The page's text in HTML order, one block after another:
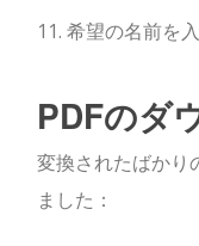
希望の名前を
PDFのダ
変換されたばかり
ました：